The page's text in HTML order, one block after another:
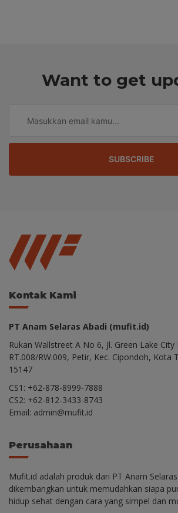
Want to get
SUBSCRIBE
Kontak Kami
PT Anam Selaras Abadi (mufit.id)
Rukan Wallstreet A No 6, Jl. Green Lake
RT.008/RW.009, Petir, Kec. Cipondoh, Kota
15147
CS1: +62-878-8999-7888
CS2: +62-812-3433-8743
Email: admin@mufit.id
Perusahaan
Mufit.id adalah produk dari PT Anam
dikembangkan untuk memudahkan siapa
hidup sehat dengan cara yang simpel dan